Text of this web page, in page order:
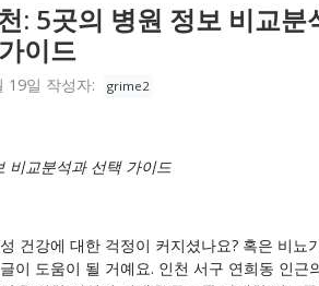
: 5곳의 병원 정보 비교분
이드
19일 작성자: grime2
비교분석과 선택 가이드
건강에 대한 걱정이 커지셨나요? 혹은 비뇨
이 도움이 될 거예요. 인천 서구 연희동 인근